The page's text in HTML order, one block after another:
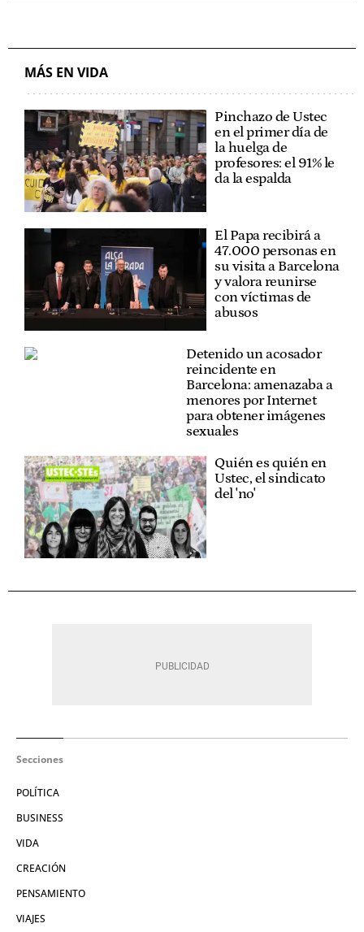
MÁS EN VIDA
Pinchazo de Ustec
en el primer día de
la huelga de
profesores: el 91% le
da la espalda
El Papa recibirá a
47.000 personas en
su visita a Barcelona
y valora reunirse
con víctimas de
abusos
Detenido un acosador
reincidente en
Barcelona: amenazaba a
menores por Internet
para obtener imágenes
sexuales
Quién es quién en
Ustec, el sindicato
del 'no'
Secciones
POLÍTICA
BUSINESS
VIDA
CREACIÓN
PENSAMIENTO
VIAJES